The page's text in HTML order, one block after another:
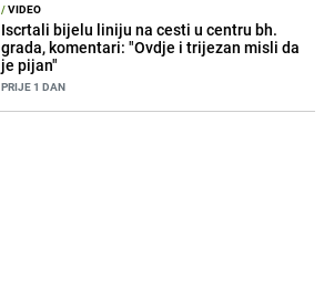
/VIDEO
Iscrtali bijelu liniju na cesti u centru bh.
grada, komentari: "Ovdje i trijezan misli da
je pijan"
PRIJE 1 DAN